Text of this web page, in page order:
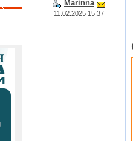
Marinna
11.02.2025 15:37